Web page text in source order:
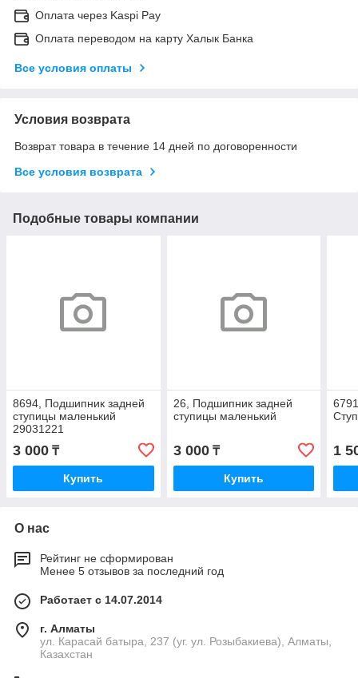
Оплата через Kaspi Pay
Оплата переводом на карту Халык Банка
Все условия оплаты
Условия возврата
Возврат товара в течение 14 дней по договоренности
Все условия возврата
Подобные товары компании
8694, Подшипник задней
ступицы маленький
29031221
3 000 ₸
Купить
26, Подшипник задней
ступицы маленький
3 000₸
Купить
1
О нас
Рейтинг не сформирован
Менее 5 отзывов за последний год
Работает с 14.07.2014
г. Алматы
ул. Карасай батыра, 237 (уг. ул. Розыбакиева), Алматы,
Казахстан